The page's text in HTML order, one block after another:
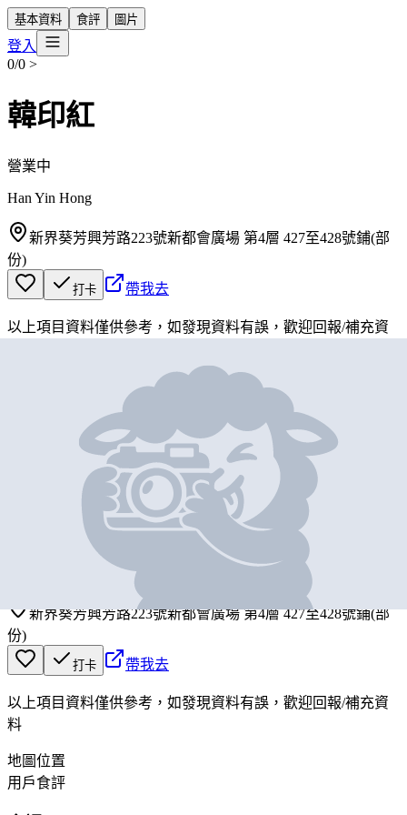
基本資料 食評 圖片
登入
0/0 >
韓印紅
營業中
Han Yin Hong
新界葵芳興芳路223號新都會廣場 第4層 427至428號鋪(部
份)
打卡 帶我去
以上項目資料僅供參考，如發現資料有誤，歡迎回報/補充資
韓印紅
新界葵芳興芳路223號新都會廣場 第4層 427至428號鋪(部
份)
打卡 帶我去
以上項目資料僅供參考，如發現資料有誤，歡迎回報/補充資
料
地圖位置
用戶食評